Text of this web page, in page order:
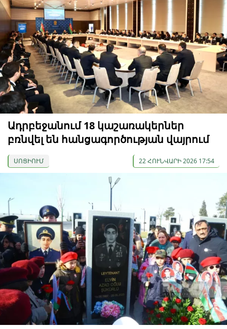
Ադրբեջանում 18 կաշառակերներ
բռնվել են հանցագործության վայրում
ՍՈՑԻՈՒՄ 22 ՀՈՒՆՎԱՐԻ 2026 17:54